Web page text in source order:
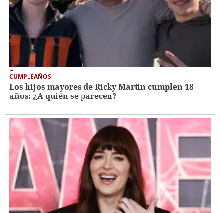
CUMPLEAÑOS
Los hijos mayores de Ricky Martin cumplen 18
años: ¿A quién se parecen?